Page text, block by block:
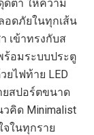
ดตา ให้ความ
อดภัยในทุกเส้น
เข้าทรงกับส
ร้อมระบบประตู
ยไฟท้าย LED
ยสปอร์ตขนาด
คิด Minimalist
จในทุกราย